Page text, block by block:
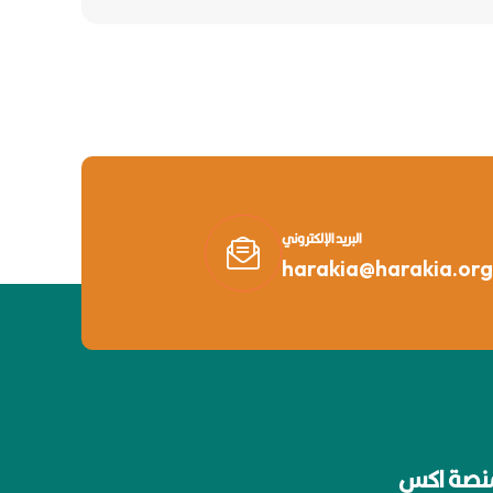
البريد الإلكتروني
اكس